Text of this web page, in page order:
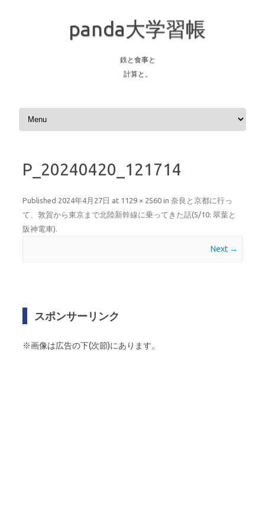
panda大学習帳
鉄と食事と
計算と。
Skip to content
P_20240420_121714
Published 2024年4月27日 at 1129 × 2560 in 奈良と京都に行っ
て、敦賀から東京まで北陸新幹線に乗ってきた話(5/10: 翠葉と
阪神電車).
Next →
スポンサーリンク
※画像は広告の下(次節)にあります。